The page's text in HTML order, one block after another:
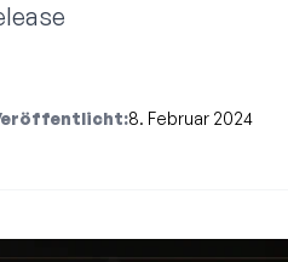
8. Februar 2024